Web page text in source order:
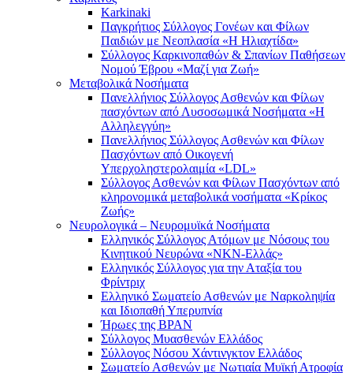
Karkinaki
Παγκρήτιος Σύλλογος Γονέων και Φίλων
Παιδιών με Νεοπλασία «Η Ηλιαχτίδα»
Σύλλογος Καρκινοπαθών & Σπανίων Παθήσεων
Νομού Έβρου «Μαζί για Ζωή»
Μεταβολικά Νοσήματα
Πανελλήνιος Σύλλογος Ασθενών και Φίλων
πασχόντων από Λυσοσωμικά Νοσήματα «Η
Αλληλεγγύη»
Πανελλήνιος Σύλλογος Ασθενών και Φίλων
Πασχόντων από Οικογενή
Υπερχοληστερολαιμία «LDL»
Σύλλογος Ασθενών και Φίλων Πασχόντων από
κληρονομικά μεταβολικά νοσήματα «Κρίκος
Ζωής»
Νευρολογικά – Νευρομυϊκά Νοσήματα
Ελληνικός Σύλλογος Ατόμων με Νόσους του
Κινητικού Νευρώνα «ΝΚΝ-Ελλάς»
Ελληνικός Σύλλογος για την Αταξία του
Φρίντριχ
Ελληνικό Σωματείο Ασθενών με Ναρκοληψία
και Ιδιοπαθή Υπερυπνία
Ήρωες της BPAN
Σύλλογος Μυασθενών Ελλάδος
Σύλλογος Νόσου Χάντινγκτον Ελλάδος
Σωματείο Ασθενών με Νωτιαία Μυϊκή Ατροφία